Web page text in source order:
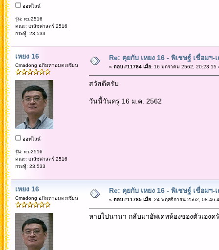
ออฟไลน์
รุ่น: rcu2516
คณะ: เภสัชศาสตร์ 2516
กระทู้: 23,533
เหยง 16
Cmadong อภิมหาอมตะเซียน
ออฟไลน์
รุ่น: rcu2516
คณะ: เภสัชศาสตร์ 2516
กระทู้: 23,533
Re: คุยกับ เหยง 16 - พิเชษฐ์ เชื่อมฯ
« ตอบ #11784 เมื่อ:16 มกราคม 2562, 20:23:15
สวัสดีครับ
วันนี้วันครู 16 ม.ค. 2562
เหยง 16
Cmadong อภิมหาอมตะเซียน
Re: คุยกับ เหยง 16 - พิเชษฐ์ เชื่อมฯ
« ตอบ #11785 เมื่อ:24 พฤศจิกายน 2562,
หายไปนานา กลับมาอัพเดทห้องของตัวเองค